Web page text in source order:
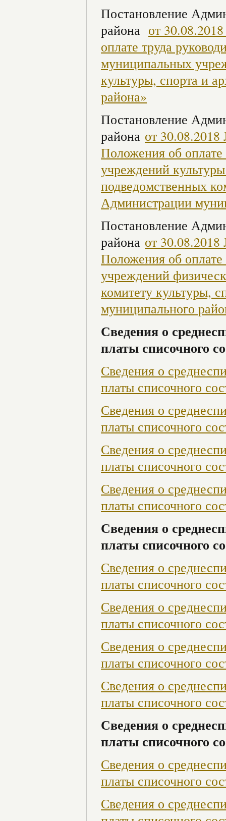
Постановление
района от
оплате труда
муниципальных
культуры, спорта и
района»
Постановление
района от
Положения об
учреждений
подведомственных
Администрации
Постановление
района от
Положения об
учреждений
комитету культуры,
муниципального
Сведения о
платы списочного
Сведения о
платы списочного
Сведения о
платы списочного
Сведения о
платы списочного
Сведения о
платы списочного
Сведения о
платы списочного
Сведения о
платы списочного
Сведения о
платы списочного
Сведения о
платы списочного
Сведения о
платы списочного
Сведения о
платы списочного
Сведения о
платы списочного
Сведения о